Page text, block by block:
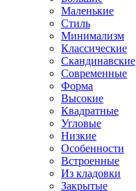
Маленькие
Стиль
Минимализм
Классические
Скандинавские
Современные
Форма
Высокие
Квадратные
Угловые
Низкие
Особенности
Встроенные
Из кладовки
Закрытые